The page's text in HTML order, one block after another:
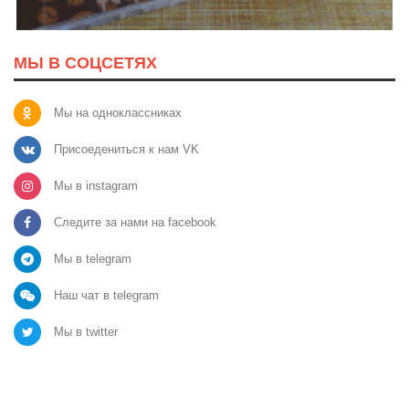
МЫ В СОЦСЕТЯХ
Мы на одноклассниках
Присоедениться к нам VK
Мы в instagram
Следите за нами на facebook
Мы в telegram
Наш чат в telegram
Мы в twitter